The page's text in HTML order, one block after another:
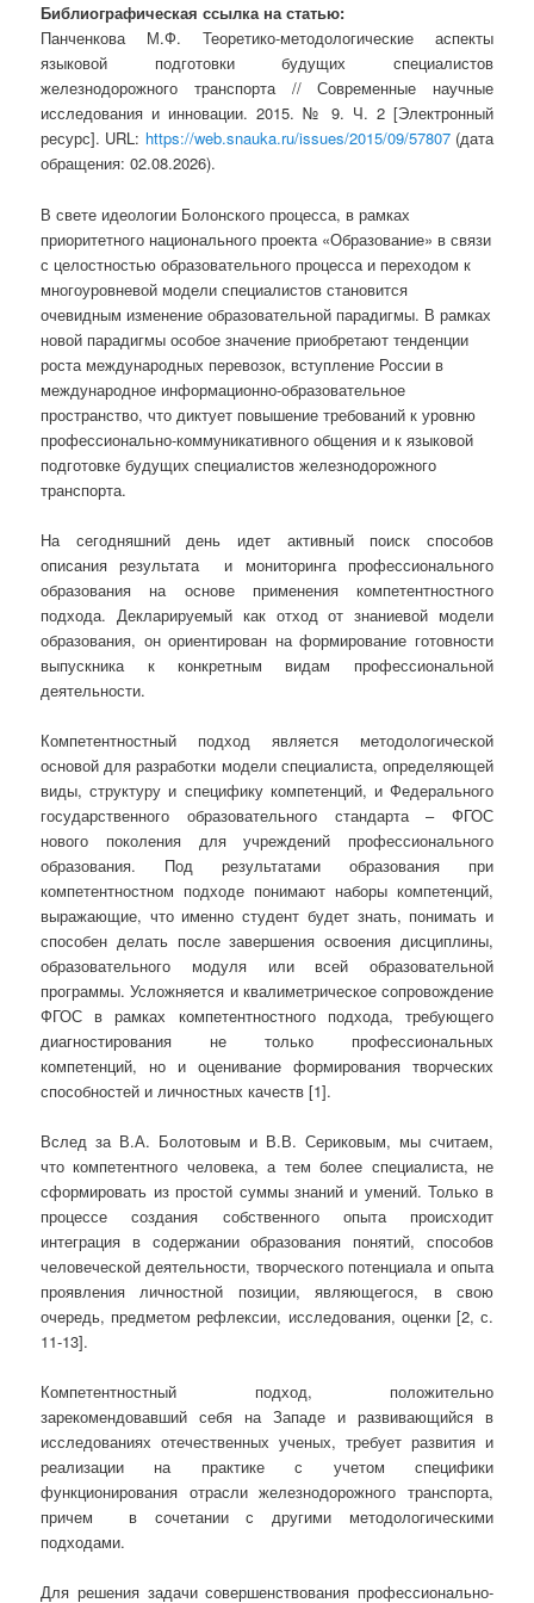
Библиографическая ссылка на статью:
Панченкова М.Ф. Теоретико-методологические аспекты
языковой подготовки будущих специалистов
железнодорожного транспорта // Современные научные
исследования и инновации. 2015. № 9. Ч. 2 [Электронный
ресурс]. URL: https://web.snauka.ru/issues/2015/09/57807(дата
обращения: 02.08.2026).
В свете идеологии Болонского процесса, в рамках
приоритетного национального проекта «Образование» в связи
с целостностью образовательного процесса и переходом к
многоуровневой модели специалистов становится
очевидным изменение образовательной парадигмы. В рамках
новой парадигмы особое значение приобретают тенденции
роста международных перевозок, вступление России в
международное информационно-образовательное
пространство, что диктует повышение требований к уровню
профессионально-коммуникативного общения и к языковой
подготовке будущих специалистов железнодорожного
транспорта.
На сегодняшний день идет активный поиск способов
описания результата и мониторинга профессионального
образования на основе применения компетентностного
подхода. Декларируемый как отход от знаниевой модели
образования, он ориентирован на формирование готовности
выпускника к конкретным видам профессиональной
деятельности.
Компетентностный подход является методологической
основой для разработки модели специалиста, определяющей
виды, структуру и специфику компетенций, и Федерального
государственного образовательного стандарта – ФГОС
нового поколения для учреждений профессионального
образования. Под результатами образования при
компетентностном подходе понимают наборы компетенций,
выражающие, что именно студент будет знать, понимать и
способен делать после завершения освоения дисциплины,
образовательного модуля или всей образовательной
программы. Усложняется и квалиметрическое сопровождение
ФГОС в рамках компетентностного подхода, требующего
диагностирования не только профессиональных
компетенций, но и оценивание формирования творческих
способностей и личностных качеств [1].
Вслед за В.А. Болотовым и В.В. Сериковым, мы считаем,
что компетентного человека, а тем более специалиста, не
сформировать из простой суммы знаний и умений. Только в
процессе создания собственного опыта происходит
интеграция в содержании образования понятий, способов
человеческой деятельности, творческого потенциала и опыта
проявления личностной позиции, являющегося, в свою
очередь, предметом рефлексии, исследования, оценки [2, с.
11-13].
Компетентностный подход, положительно
зарекомендовавший себя на Западе и развивающийся в
исследованиях отечественных ученых, требует развития и
реализации на практике с учетом специфики
функционирования отрасли железнодорожного транспорта,
причем в сочетании с другими методологическими
подходами.
Для решения задачи совершенствования профессионально-